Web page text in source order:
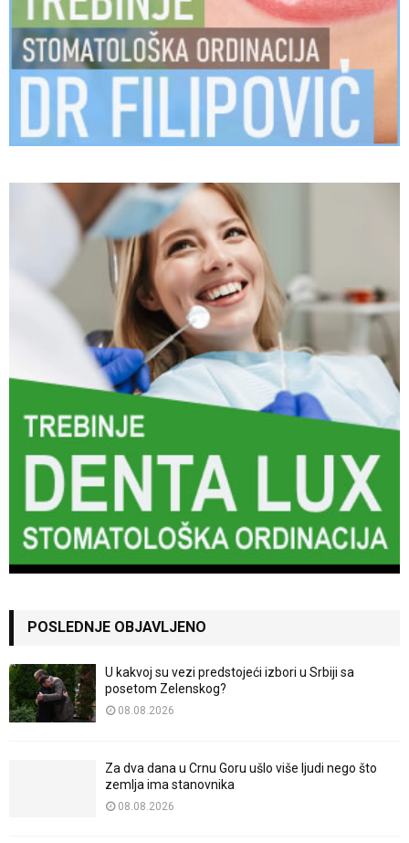
POSLEDNJE OBJAVLJENO
U kakvoj su vezi predstojeći izbori u Srbiji sa
posetom Zelenskog?
08.08.2026
Za dva dana u Crnu Goru ušlo više ljudi nego što
zemlja ima stanovnika
08.08.2026